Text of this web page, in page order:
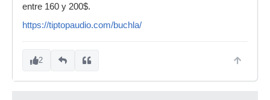
entre 160 y 200$.
https://tiptopaudio.com/buchla/
2